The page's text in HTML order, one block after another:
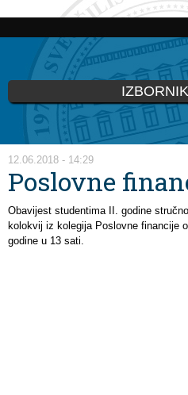
Skoči
glavni
sadržaj
Vi ste ovdje
12.06.2018 - 14:29
Poslovne
Obavijest studentima II. godine
kolokvij iz kolegija Poslovne financije
godine u 13 sati.